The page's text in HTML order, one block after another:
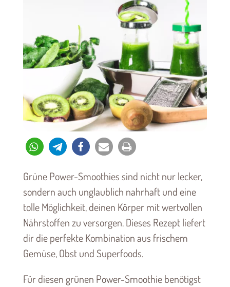
Grüne Power-Smoothies sind nicht nur lecker,
sondern auch unglaublich nahrhaft und eine
tolle Möglichkeit, deinen Körper mit wertvollen
Nährstoffen zu versorgen. Dieses Rezept liefert
dir die perfekte Kombination aus frischem
Gemüse, Obst und Superfoods.
Für diesen grünen Power-Smoothie benötigst